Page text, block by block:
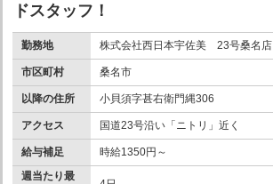
ドスタッフ！
勤務地 株式会社西日本宇佐美 23号桑名店
市区町村 桑名市
以降の住所 小貝須字甚右衛門縄306
アクセス 国道23号沿い「ニトリ」近く
給与補足
時給1350円～
週当たり最